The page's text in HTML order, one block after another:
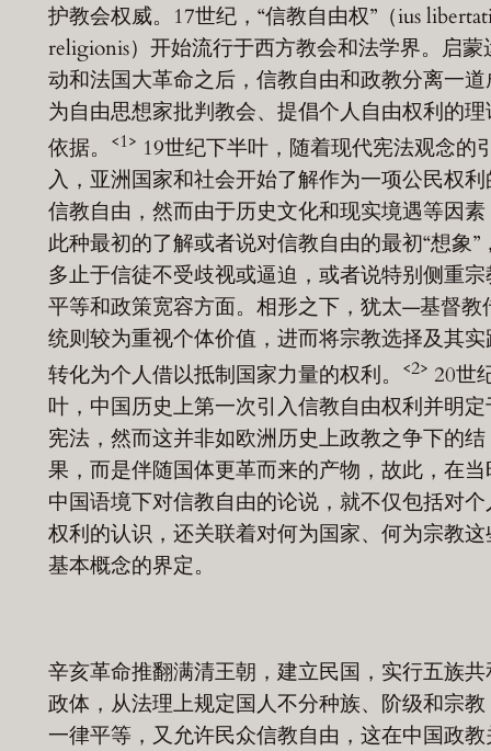
护教会权威。17世纪，“信教自由权”（ius
religionis）开始流行于西方教会和法学界。启蒙
动和法国大革命之后，信教自由和政教分离一道
为自由思想家批判教会、提倡个人自由权利的理
依据。
<1> 19世纪下半叶，随着现代宪法观念的
入，亚洲国家和社会开始了解作为一项公民权利
信教自由，然而由于历史文化和现实境遇等因素
此种最初的了解或者说对信教自由的最初“想象”
多止于信徒不受歧视或逼迫，或者说特别侧重宗
平等和政策宽容方面。相形之下，犹太—基督教
统则较为重视个体价值，进而将宗教选择及其实
转化为个人借以抵制国家力量的权利。
<2> 20世
叶，中国历史上第一次引入信教自由权利并明定
宪法，然而这并非如欧洲历史上政教之争下的结
果，而是伴随国体更革而来的产物，故此，在当
中国语境下对信教自由的论说，就不仅包括对个
权利的认识，还关联着对何为国家、何为宗教这
基本概念的界定。
辛亥革命推翻满清王朝，建立民国，实行五族共
政体，从法理上规定国人不分种族、阶级和宗教
一律平等，又允许民众信教自由，这在中国政教